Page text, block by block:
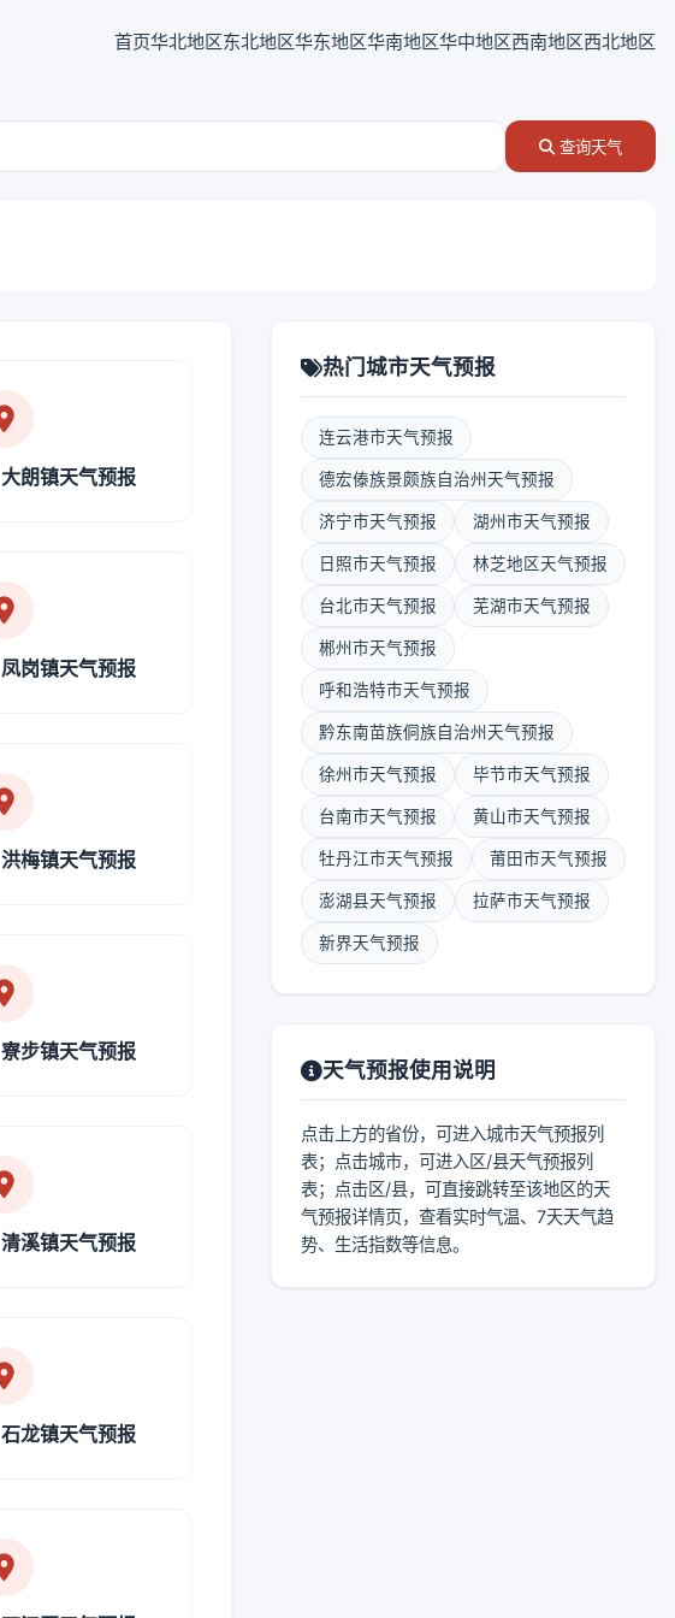
首页华北地区东北地区华东地区华南地区华中地区西南地区西北地区
查询天气
大朗镇天气预报
凤岗镇天气预报
洪梅镇天气预报
寮步镇天气预报
清溪镇天气预报
石龙镇天气预报
热门城市天气预报
连云港市天气预报
德宏傣族景颇族自治州天气预报
济宁市天气预报 湖州市天气预报
日照市天气预报 林芝地区天气预报
台北市天气预报 芜湖市天气预报
郴州市天气预报
呼和浩特市天气预报
黔东南苗族侗族自治州天气预报
徐州市天气预报 毕节市天气预报
台南市天气预报 黄山市天气预报
牡丹江市天气预报 莆田市天气预报
澎湖县天气预报 拉萨市天气预报
新界天气预报
天气预报使用说明
点击上方的省份，可进入城市天气预报列
表；点击城市，可进入区/县天气预报列
表；点击区/县，可直接跳转至该地区的天
气预报详情页，查看实时气温、7天天气趋
势、生活指数等信息。